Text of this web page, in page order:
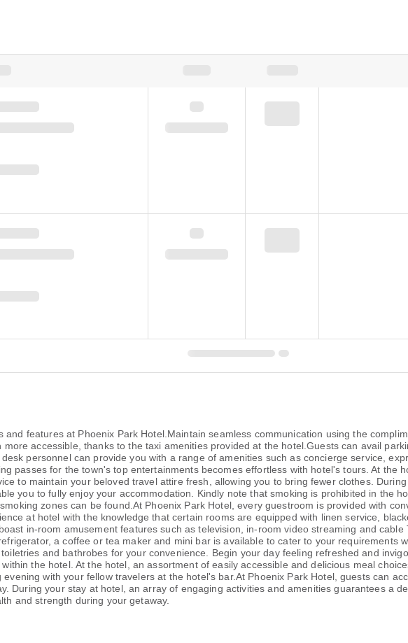
features at Phoenix Park Hotel.Maintain seamless communication using the
accessible, thanks to the taxi amenities provided at the hotel.Guests can avail
personnel can provide you with a range of amenities such as concierge service,
passes for the town's top entertainments becomes effortless with hotel's tours. At the
to maintain your beloved travel attire fresh, allowing you to bring fewer clothes.
you to fully enjoy your accommodation. Kindly note that smoking is prohibited in the
zones can be found.At Phoenix Park Hotel, every guestroom is provided with
at hotel with the knowledge that certain rooms are equipped with linen service,
in-room amusement features such as television, in-room video streaming and cable
a coffee or tea maker and mini bar is available to cater to your requirements
and bathrobes for your convenience. Begin your day feeling refreshed and
the hotel. At the hotel, an assortment of easily accessible and delicious meal
with your fellow travelers at the hotel's bar.At Phoenix Park Hotel, guests can
During your stay at hotel, an array of engaging activities and amenities guarantees a
and strength during your getaway.